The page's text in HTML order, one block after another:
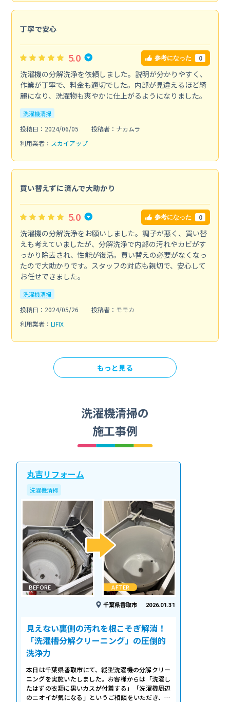
丁寧で安心
5.0 参考になった 0
洗濯機の分解洗浄を依頼しました。説明が分かりやすく、
作業が丁寧で、料金も適切でした。内部が見違えるほど綺
麗になり、洗濯物も爽やかに仕上がるようになりました。
洗濯機清掃
投稿日：2024/06/05
投稿者：ナカムラ
利用業者： スカイアップ
買い替えずに済んで大助かり
5.0 参考になった 0
洗濯機の分解洗浄をお願いしました。調子が悪く、買い替
えも考えていましたが、分解洗浄で内部の汚れやカビがす
っかり除去され、性能が復活。買い替えの必要がなくなっ
たので大助かりです。スタッフの対応も親切で、安心して
お任せできました。
洗濯機清掃
投稿日：2024/05/26
投稿者：モモカ
利用業者： LIFIX
もっと見る
洗濯機清掃の
施工事例
丸吉リフォーム
洗濯機清掃
BEFORE AFTER
千葉県香取市 2026.01.31
見えない裏側の汚れを根こそぎ解消！
「洗濯槽分解クリーニング」の圧倒的
洗浄力
本日は千葉県香取市にて、縦型洗濯機の分解クリー
ニングを実施いたしました。お客様からは「洗濯し
たはずの衣類に黒いカスが付着する」「洗濯機周辺
のニオイが気になる」というご相談をいただき、内